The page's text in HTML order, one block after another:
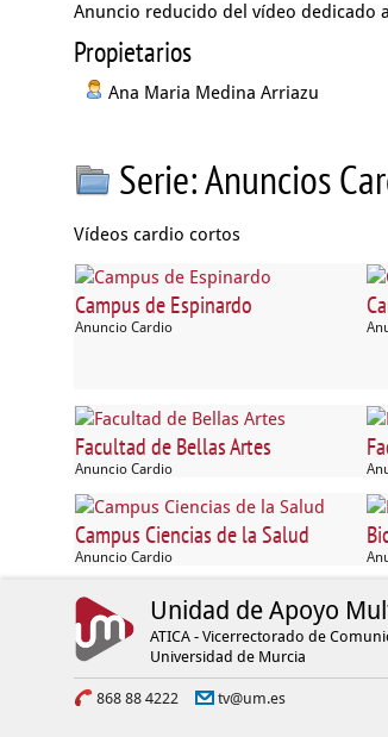
Anuncio reducido del vídeo dedicado
Propietarios
Ana Maria Medina Arriazu
Serie: Anuncios
Vídeos cardio cortos
Campus de Espinardo
Anuncio Cardio
Facultad de Bellas Artes
Anuncio Cardio
Campus Ciencias de la Salud
Anuncio Cardio
Unidad de Apoyo
ATICA - Vicerrectorado de
Universidad de Murcia
868 88 4222 tv@um.es